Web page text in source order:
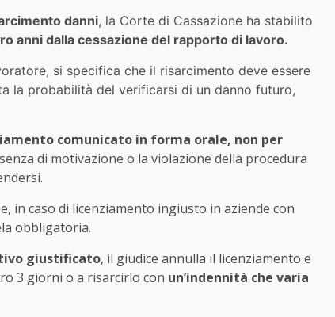
danni, la Corte di Cassazione ha stabilito
anni dalla cessazione del rapporto di lavoro.
si specifica che il risarcimento deve essere
la probabilità del verificarsi di un danno futuro,
comunicato in forma orale, non per
di motivazione o la violazione della procedura
in caso di licenziamento ingiusto in aziende con
obbligatoria.
giustificato, il giudice annulla il licenziamento e
3 giorni o a risarcirlo con un’indennità che varia